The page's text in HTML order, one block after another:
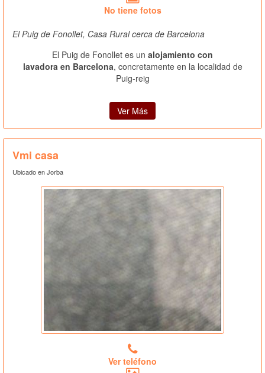
No tiene fotos
El Puig de Fonollet, Casa Rural cerca de Barcelona
El Puig de Fonollet es un alojamiento con
lavadora en Barcelona, concretamente en la localidad de
Puig-reig
Ver Más
Vmi casa
Ubicado en Jorba
Ver teléfono